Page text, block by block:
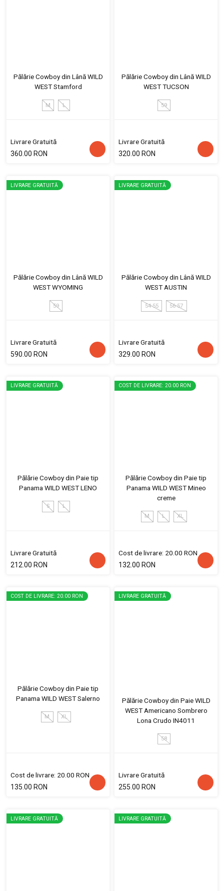
Pălărie Cowboy din Lână WILD
WEST Stamford
M L
Livrare Gratuită
360.00 RON
Pălărie Cowboy din Lână WILD
WEST TUCSON
59
Livrare Gratuită
320.00 RON
LIVRARE GRATUITĂ
Pălărie Cowboy din Lână WILD
WEST WYOMING
59
Livrare Gratuită
590.00 RON
LIVRARE GRATUITĂ
Pălărie Cowboy din Lână WILD
WEST AUSTIN
54-55 56-57
Livrare Gratuită
329.00 RON
LIVRARE GRATUITĂ
Pălărie Cowboy din Paie tip
Panama WILD WEST LENO
S L
Livrare Gratuită
212.00 RON
COST DE LIVRARE: 20.00 RON
Pălărie Cowboy din Paie tip
Panama WILD WEST Mineo
creme
M L XL
Cost de livrare: 20.00 RON
132.00 RON
COST DE LIVRARE: 20.00 RON
Pălărie Cowboy din Paie tip
Panama WILD WEST Salerno
M XL
Cost de livrare: 20.00 RON
135.00 RON
LIVRARE GRATUITĂ
Pălărie Cowboy din Paie WILD
WEST Americano Sombrero
Lona Crudo IN4011
58
Livrare Gratuită
255.00 RON
LIVRARE GRATUITĂ LIVRARE GRATUITĂ